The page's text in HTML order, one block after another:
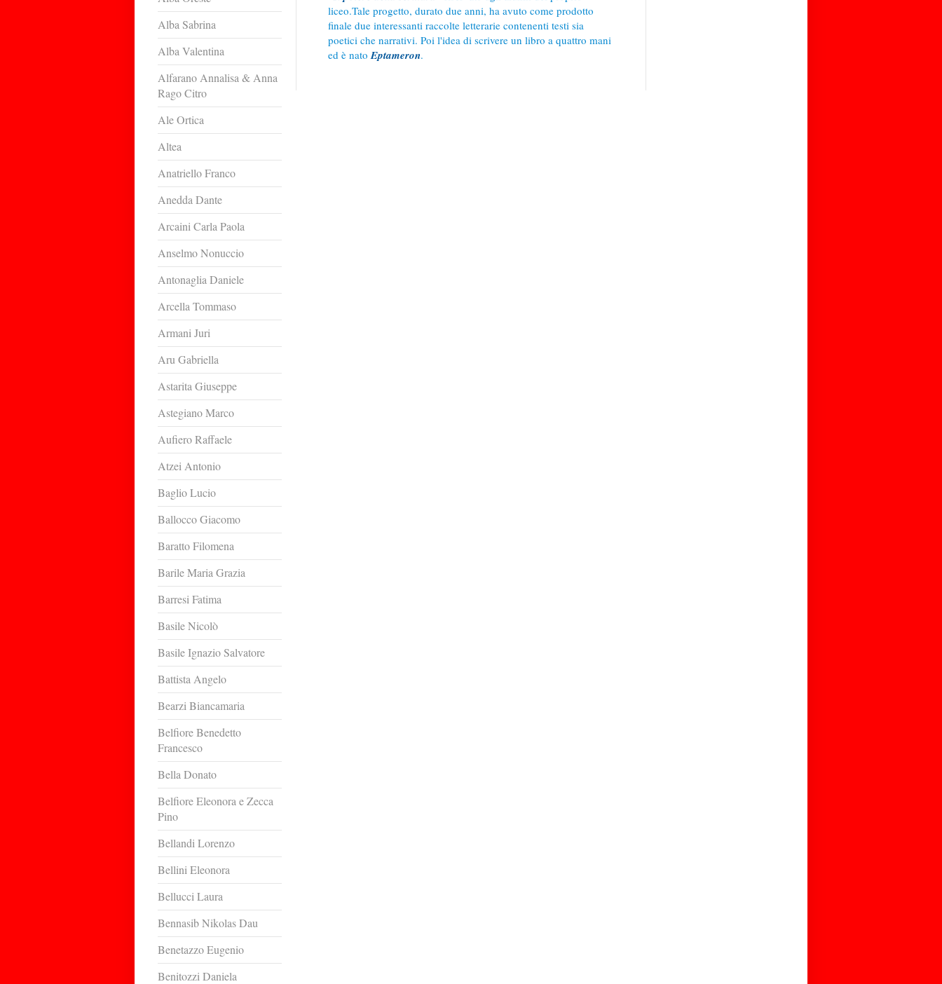
Alba Sabrina
Alba Valentina
Alfarano Annalisa & Anna
Rago Citro
Ale Ortica
Altea
Anatriello Franco
Anedda Dante
Arcaini Carla Paola
Anselmo Nonuccio
Antonaglia Daniele
Arcella Tommaso
Armani Juri
Aru Gabriella
Astarita Giuseppe
Astegiano Marco
Aufiero Raffaele
Atzei Antonio
Baglio Lucio
Ballocco Giacomo
Baratto Filomena
Barile Maria Grazia
Barresi Fatima
Basile Nicolò
Basile Ignazio Salvatore
Battista Angelo
Bearzi Biancamaria
Belfiore Benedetto
Francesco
Bella Donato
Belfiore Eleonora e Zecca
Pino
Bellandi Lorenzo
Bellini Eleonora
Bellucci Laura
Bennasib Nikolas Dau
Benetazzo Eugenio
Benitozzi Daniela
liceo.Tale progetto, durato due anni, ha avuto come prodotto
finale due interessanti raccolte letterarie contenenti testi sia
poetici che narrativi. Poi l'idea di scrivere un libro a quattro mani
ed è nato Eptameron.